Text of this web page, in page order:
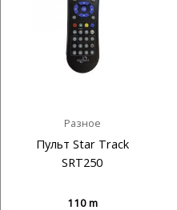
Разное
Пульт Star Track
SRT250
110m